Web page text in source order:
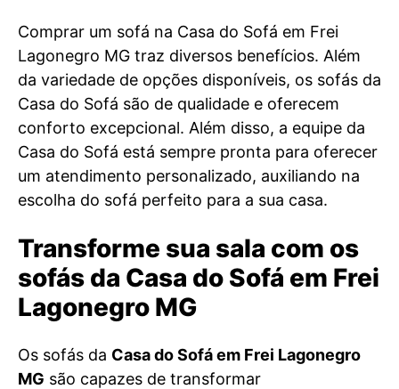
Comprar um sofá na Casa do Sofá em Frei
Lagonegro MG traz diversos benefícios. Além
da variedade de opções disponíveis, os sofás da
Casa do Sofá são de qualidade e oferecem
conforto excepcional. Além disso, a equipe da
Casa do Sofá está sempre pronta para oferecer
um atendimento personalizado, auxiliando na
escolha do sofá perfeito para a sua casa.
Transforme sua sala com os
sofás da Casa do Sofá em Frei
Lagonegro MG
Os sofás da Casa do Sofá em Frei Lagonegro
MG são capazes de transformar